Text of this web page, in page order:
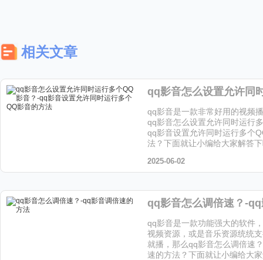
相关文章
qq影音是一款非常好用的视频
qq影音怎么设置允许同时运行
qq影音设置允许同时运行多个
法？下面就让小编给大家解答
2025-06-02
qq影音是一款功能强大的软件
视频资源，或是音乐资源统统
就播，那么qq影音怎么调倍速
速的方法？下面就让小编给大